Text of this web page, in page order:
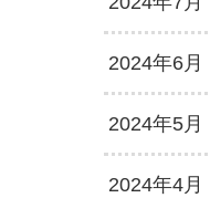
2024年6月
2024年5月
2024年4月